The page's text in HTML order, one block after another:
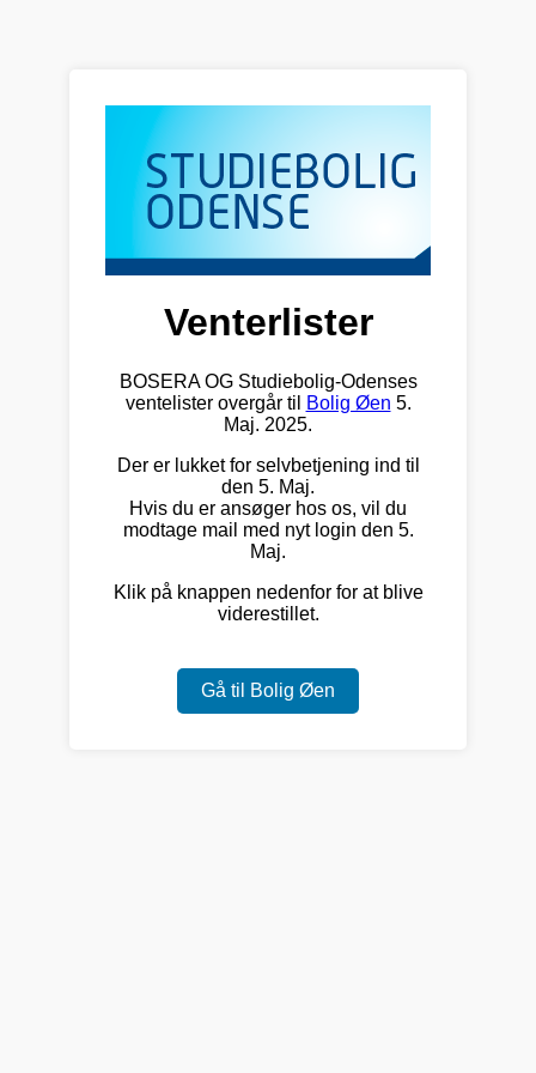
Venterlister
BOSERA OG Studiebolig-Odenses
ventelister overgår til
Bolig Øen 5.
Maj. 2025.
Der er lukket for selvbetjening ind til
den 5. Maj.
Hvis du er ansøger hos os, vil du
modtage mail med nyt login den 5.
Maj.
Klik på knappen nedenfor for at blive
viderestillet.
Gå til Bolig Øen